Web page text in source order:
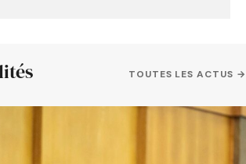
TOUTES LES ACTUS →